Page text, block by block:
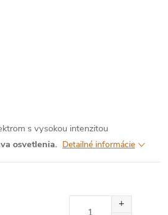
s vysokou intenzitou
osvetlenia. Detailné informácie